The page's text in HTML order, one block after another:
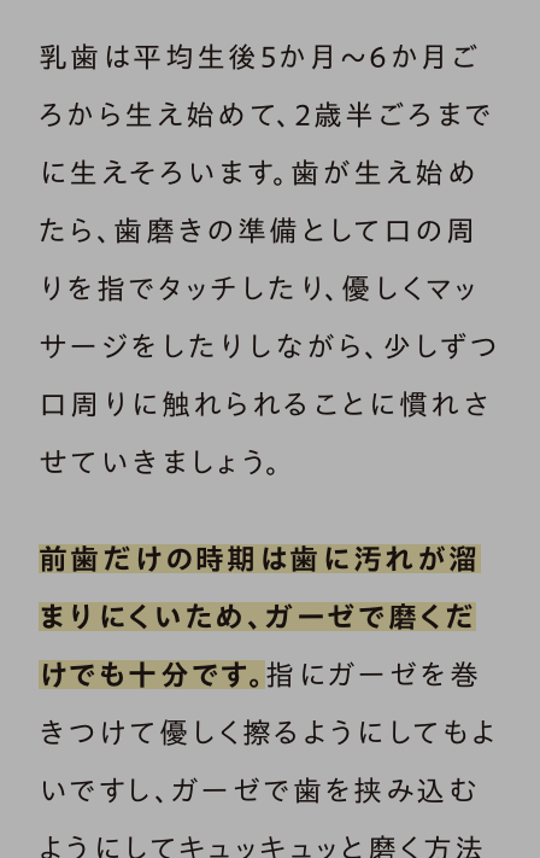
乳歯は平均生後5か月～6か月ご
ろから生え始めて、2歳半ごろまで
に生えそろいます。歯が生え始め
たら、歯磨きの準備として口の周
りを指でタッチしたり、優しくマッ
サージをしたりしながら、少しずつ
口周りに触れられることに慣れさ
せていきましょう。
前歯だけの時期は歯に汚れが溜
まりにくいため、ガーゼで磨くだ
けでも十分です。 指にガーゼを巻
きつけて優しく擦るようにしてもよ
いですし、ガーゼで歯を挟み込む
ようにしてキュッキュッと磨く方法